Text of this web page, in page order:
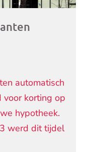
automatisch
voor korting op
hypotheek.
werd dit tijdel